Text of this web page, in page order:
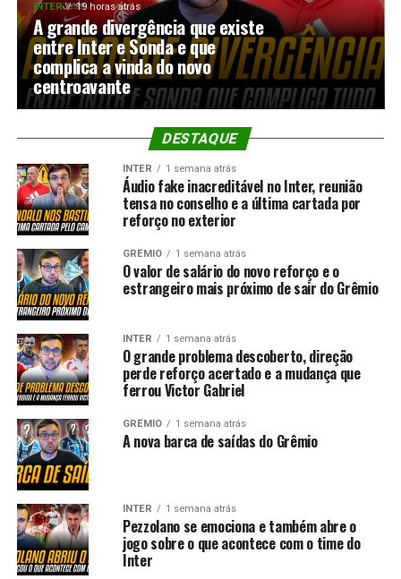
INTER 19 horas atrás
A grande divergência que existe
entre Inter e Sonda e que
complica a vinda do novo
centroavante
DESTAQUE
INTER 1 semana atrás
Áudio fake inacreditável no Inter, reunião
tensa no conselho e a última cartada por
reforço no exterior
GRÊMIO 1 semana atrás
O valor de salário do novo reforço e o
estrangeiro mais próximo de sair do Grêmio
INTER 1 semana atrás
O grande problema descoberto, direção
perde reforço acertado e a mudança que
ferrou Victor Gabriel
GRÊMIO 1 semana atrás
A nova barca de saídas do Grêmio
INTER 1 semana atrás
Pezzolano se emociona e também abre o
jogo sobre o que acontece com o time do
Inter